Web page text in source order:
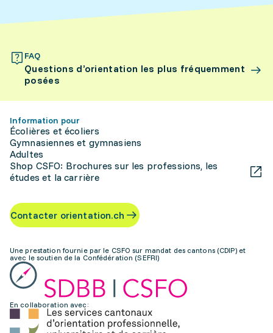
FAQ
Questions d’orientation les plus fréquemment
posées
Information pour
Écolières et écoliers
Gymnasiennes et gymnasiens
Adultes
Shop CSFO: Brochures sur les professions, les
études et la carrière
Contacter orientation.ch
Une prestation fournie par le CSFO sur mandat des cantons (CDIP) et
avec le soutien de la Confédération (SEFRI)
En collaboration avec: